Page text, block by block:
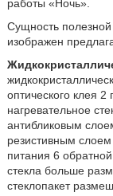
работы «Ночь».
Сущность
изображен
оптического клея
нагревательное
антибликовым
резистивным
питания 6
стекла больше
стеклопакет